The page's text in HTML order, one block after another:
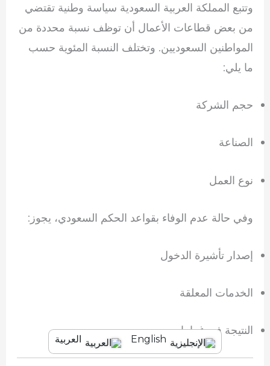
وتتبع المملكة العربية السعودية سياسة وطنية تقتضي
من بعض قطاعات الأعمال أن توظف نسبة محددة من
المواطنين السعوديين. وتختلف النسبة المئوية حسب
ما يلي:
حجم الشركة
الصناعة
نوع العمل
وفي حالة عدم الوفاء بقواعد الحكم السعودي، يجوز:
إصدار تأشيرة الدخول
الخدمات المعلقة
النتيجة في غرامات
English العربية